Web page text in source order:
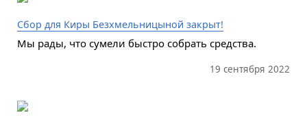
Сбор для Киры Безхмельницыной закрыт!
Мы рады, что сумели быстро собрать средства.
19 сентября 2022